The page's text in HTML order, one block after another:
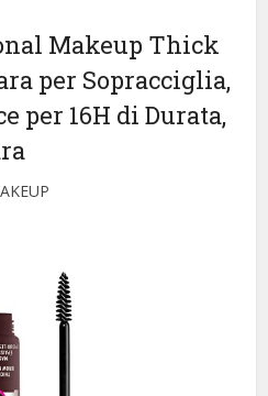
Makeup Thick
per Sopracciglia,
per 16H di Durata,